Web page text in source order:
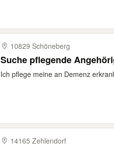
10829 Schöneberg
Suche pflegende
Ich pflege meine an Demenz
14165 Zehlendorf